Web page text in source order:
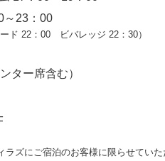
～23：00
ド 22：00 ビバレッジ 22：30）
ター席含む）
ズにご宿泊のお客様に限らせていた